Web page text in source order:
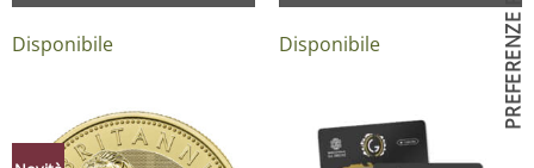
Disponibile Disponibile